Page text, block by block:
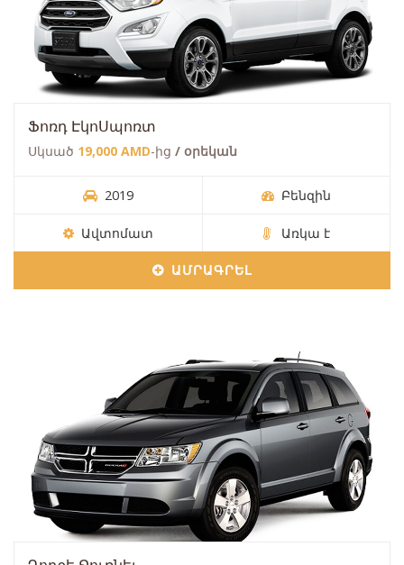
Ֆոռդ ԷկոՍպոռտ
Սկսած 19,000 AMD-ից / օրեկան
2019 Բենզին
Ավտոմատ Առկա է
ԱՄՐԱԳՐԵԼ